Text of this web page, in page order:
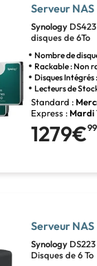
Serveur NAS
Synology
disques de 6To
Nombre de
Rackable : Non
Disques Intégrés
Lecteurs de
Standard :
Express : Mardi
1279€99
Serveur NAS
Synology
Disques de 6 To